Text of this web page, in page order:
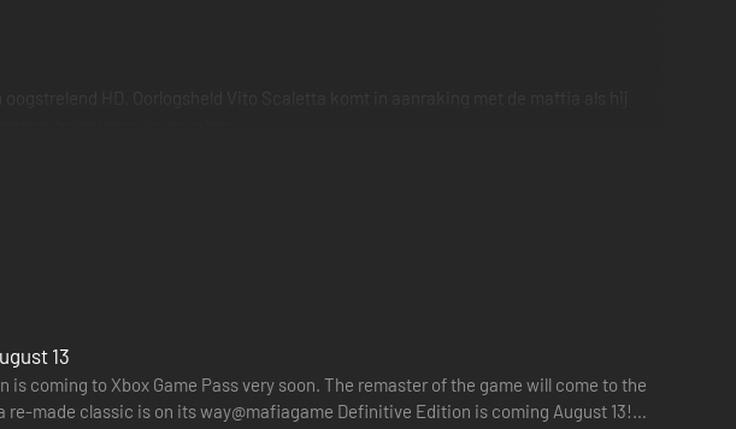
beloningen én gevolgen.
misdaad bij de opkomst van industrieën.
13
coming to Xbox Game Pass very soon. The remaster of the game will come to the
re-made classic is on its way@mafiagame Definitive Edition is coming August 13!